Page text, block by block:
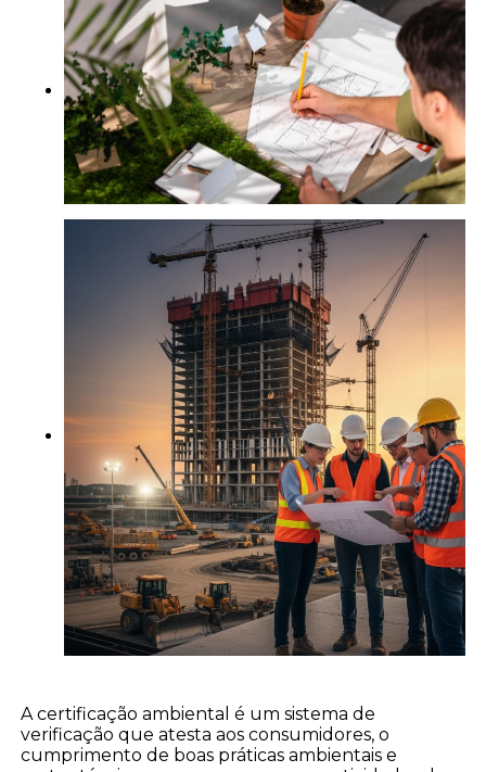
A certificação ambiental é um sistema de
verificação que atesta aos consumidores, o
cumprimento de boas práticas ambientais e